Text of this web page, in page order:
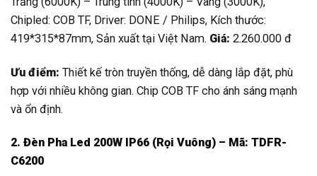
Chipled: COB TF, Driver: DONE / Philips, Kích thước:
419*315*87mm, Sản xuất tại Việt Nam. Giá: 2.260.000 đ
Ưu điểm: Thiết kế tròn truyền thống, dễ dàng lắp đặt, phù
hợp với nhiều không gian. Chip COB TF cho ánh sáng mạnh
và ổn định.
2. Đèn Pha Led 200W IP66 (Rọi Vuông) – Mã: TDFR-
C6200